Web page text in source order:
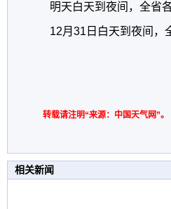
明天白天到夜间，全省
12月31日白天到夜间，
转载请注明“来源：中国天气网”。
相关新闻